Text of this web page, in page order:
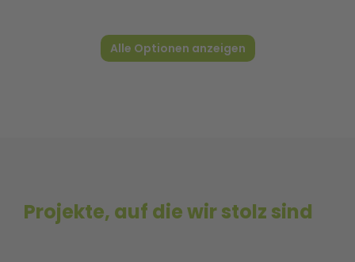
Alle Optionen anzeigen
Projekte, auf die wir stolz sind